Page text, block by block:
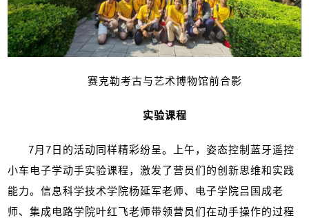
赛克勒考古与艺术博物馆前合影
实验课程
7月7 日的活动同样精彩纷呈。上午，姿态控制蓝牙遥控
小车电子学动手实验课程，激发了营员们的创新思维和实践
能力。信息科学技术学院杨延军老师、电子学院吕国成老
师、集成电路学院叶红飞老师带领营员们在动手操作的过程